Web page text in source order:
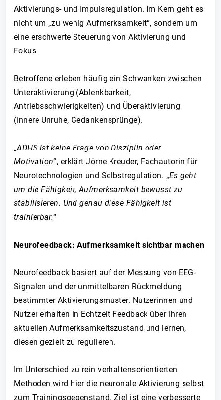
Aktivierungs- und Impulsregulation. Im Kern geht es
nicht um „zu wenig Aufmerksamkeit“, sondern um
eine erschwerte Steuerung von Aktivierung und
Fokus.
Betroffene erleben häufig ein Schwanken zwischen
Unteraktivierung (Ablenkbarkeit,
Antriebsschwierigkeiten) und Überaktivierung
(innere Unruhe, Gedankensprünge).
„ADHS ist keine Frage von Disziplin oder
Motivation“, erklärt Jörne Kreuder, Fachautorin für
Neurotechnologien und Selbstregulation. „Es geht
um die Fähigkeit, Aufmerksamkeit bewusst zu
stabilisieren. Und genau diese Fähigkeit ist
trainierbar.“
Neurofeedback: Aufmerksamkeit sichtbar machen
Neurofeedback basiert auf der Messung von EEG-
Signalen und der unmittelbaren Rückmeldung
bestimmter Aktivierungsmuster. Nutzerinnen und
Nutzer erhalten in Echtzeit Feedback über ihren
aktuellen Aufmerksamkeitszustand und lernen,
diesen gezielt zu regulieren.
Im Unterschied zu rein verhaltensorientierten
Methoden wird hier die neuronale Aktivierung selbst
zum Trainingsgegenstand. Ziel ist eine verbesserte